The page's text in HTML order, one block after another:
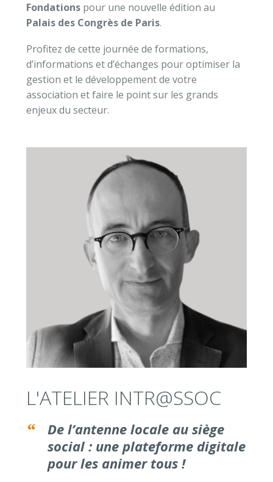
Fondations pour une nouvelle édition au
Palais des Congrès de Paris.
Profitez de cette journée de formations,
d’informations et d’échanges pour optimiser la
gestion et le développement de votre
association et faire le point sur les grands
enjeux du secteur.
L'ATELIER INTR@SSOC
De l’antenne locale au siège
social : une plateforme digitale
pour les animer tous !